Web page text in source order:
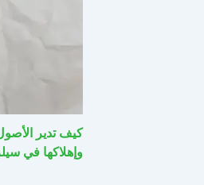
وإهلاكها في